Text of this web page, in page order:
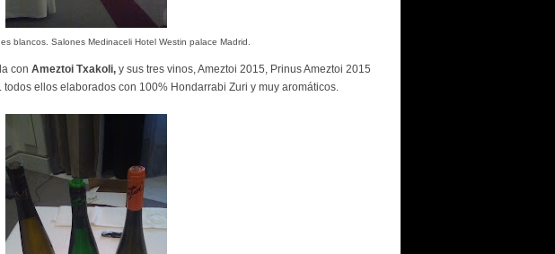
blancos. Salones Medinaceli Hotel Westin palace Madrid.
con Ameztoi Txakoli, y sus tres vinos, Ameztoi 2015, Prinus Ameztoi 2015
ellos elaborados con 100% Hondarrabi Zuri y muy aromáticos.